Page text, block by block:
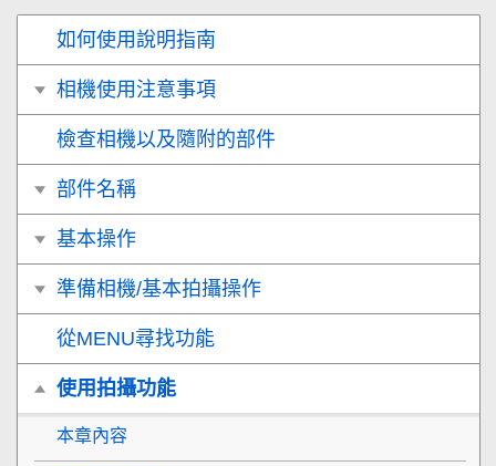
如何使用說明指南
相機使用注意事項
檢查相機以及隨附的部件
部件名稱
基本操作
準備相機/基本拍攝操作
從MENU尋找功能
使用拍攝功能
本章內容